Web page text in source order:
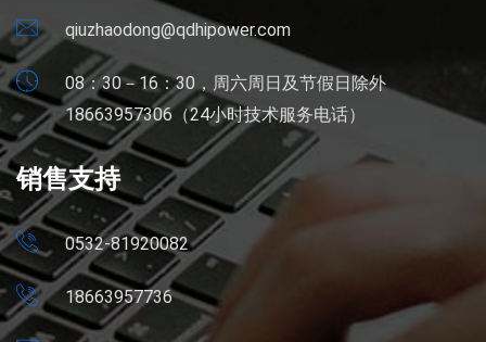
qiuzhaodong@qdhipower.com
08：30－16：30，周六周日及节假日除外
18663957306（24小时技术服务电话）
销售支持
0532-81920082
18663957736